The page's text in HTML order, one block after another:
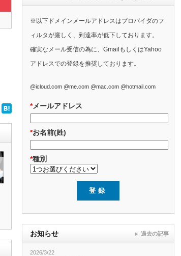
※以下ドメインメールアドレスはプロバイダのフ
ィルタが厳しく、到達率が低下しております。
確実なメール受信の為に、GmailもしくはYahoo
アドレスでの登録を推奨しております。
@icloud.com @me.com @mac.com @hotmail.com
*メールアドレス
*お名前(姓)
*種別
お知らせ
2026/3/22
過去の記事